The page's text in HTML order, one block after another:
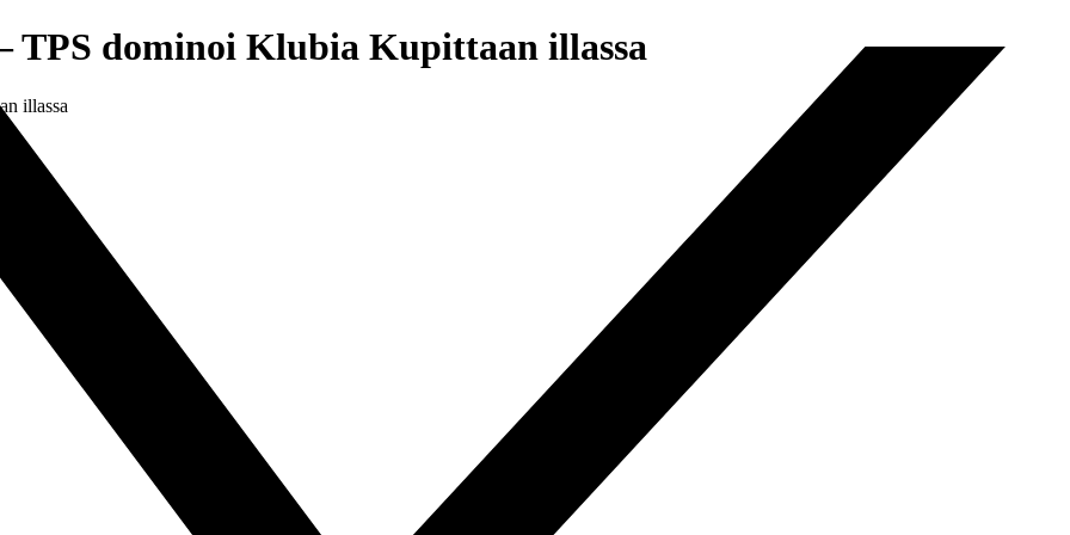
TPS dominoi Klubia Kupittaan illassa
illassa